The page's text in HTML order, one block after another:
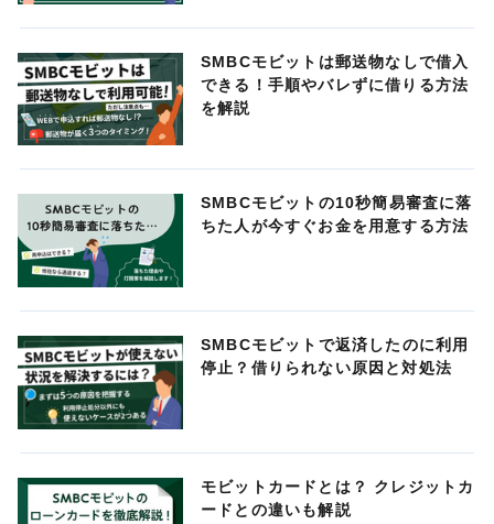
SMBCモビットは郵送物なしで借入
できる！手順やバレずに借りる方法
を解説
SMBCモビットの10秒簡易審査に落
ちた人が今すぐお金を用意する方法
SMBCモビットで返済したのに利用
停止？借りられない原因と対処法
モビットカードとは？ クレジットカ
ードとの違いも解説